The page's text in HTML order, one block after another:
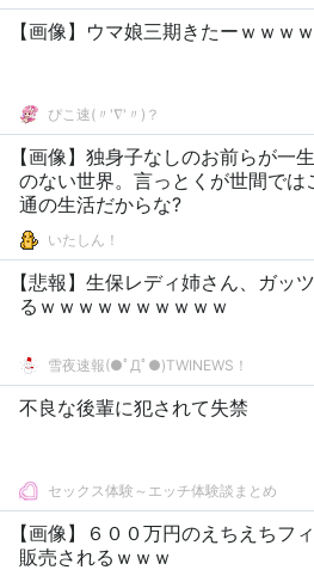
【画像】ウマ娘三期きたーｗｗｗ
ぴこ速(〃'∇'〃)？
【画像】独身子なしのお前らが一
のない世界。言っとくが世間では
通の生活だからな?
いたしん！
【悲報】生保レディ姉さん、ガッ
るｗｗｗｗｗｗｗｗｗｗ
雪夜速報(●ﾟДﾟ●)TWINEWS！
不良な後輩に犯されて失禁
セックス体験～エッチ体験談まとめ
【画像】６００万円のえちえちフィ
販売されるｗｗｗ